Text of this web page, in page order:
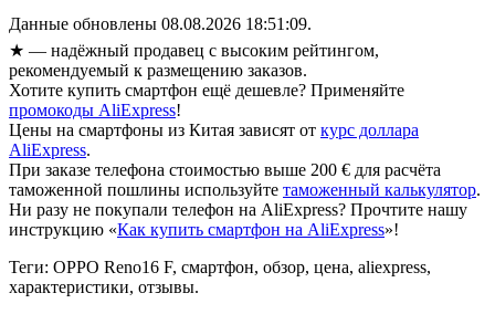
Данные обновлены 08.08.2026 18:51:09.
★ — надёжный продавец с высоким рейтингом,
рекомендуемый к размещению заказов.
Хотите купить смартфон ещё дешевле? Применяйте
промокоды AliExpress!
Цены на смартфоны из Китая зависят от курс доллара
AliExpress.
При заказе телефона стоимостью выше 200 € для расчёта
таможенной пошлины используйте таможенный калькулятор.
Ни разу не покупали телефон на AliExpress? Прочтите нашу
инструкцию «Как купить смартфон на AliExpress»!
Теги: OPPO Reno16 F, смартфон, обзор, цена, aliexpress,
характеристики, отзывы.